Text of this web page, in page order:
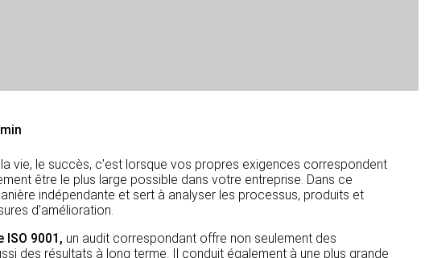
vie, le succès, c’est lorsque vos propres exigences correspondent
être le plus large possible dans votre entreprise. Dans ce
indépendante et sert à analyser les processus, produits et
d’amélioration.
ISO 9001, un audit correspondant offre non seulement des
des résultats à long terme. Il conduit également à une plus grande